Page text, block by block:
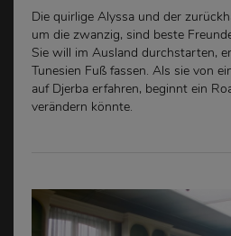
Die quirlige Alyssa und der
um die zwanzig, sind beste
Sie will im Ausland durchstarten,
Tunesien Fuß fassen. Als sie von
auf Djerba erfahren, beginnt ein
verändern könnte.